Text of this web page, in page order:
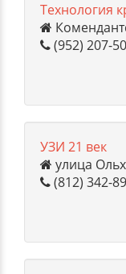
Технология
(952) 207-
УЗИ 21 век
улица
(812) 342-